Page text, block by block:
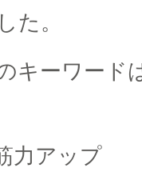
た。
キーワード
力アップ